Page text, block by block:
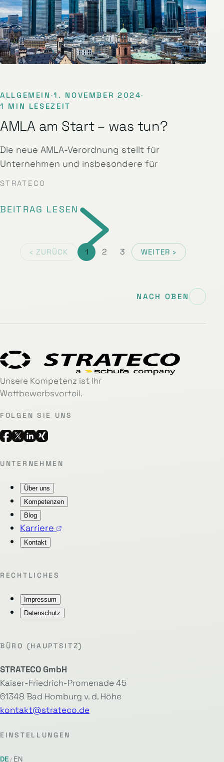
ALLGEMEIN ·1. NOVEMBER 2024·
1 MIN LESEZEIT
AMLA am Start – was tun?
Die neue AMLA-Verordnung stellt für
Unternehmen und insbesondere für
STRATECO
BEITRAG LESEN
‹ ZURÜCK 1 2 3 WEITER ›
NACH OBEN
Unsere Kompetenz ist Ihr
Wettbewerbsvorteil.
FOLGEN SIE UNS
UNTERNEHMEN
Über uns
Kompetenzen
Blog
Karriere
Kontakt
RECHTLICHES
Impressum
Datenschutz
BÜRO (HAUPTSITZ)
STRATECO GmbH
Kaiser-Friedrich-Promenade 45
61348 Bad Homburg v. d. Höhe
kontakt@strateco.de
EINSTELLUNGEN
DE EN